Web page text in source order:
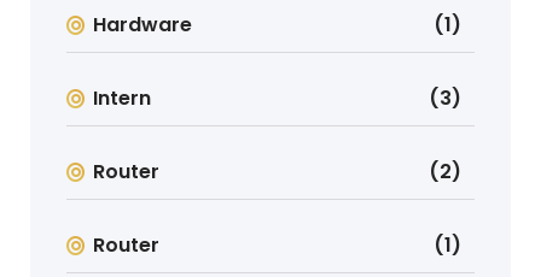
Hardware (1)
Intern (3)
Router (2)
Router (1)